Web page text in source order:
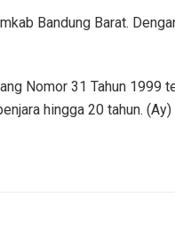
Bandung Barat.
Nomor 31 Tahun 1999
hingga 20 tahun. (Ay)